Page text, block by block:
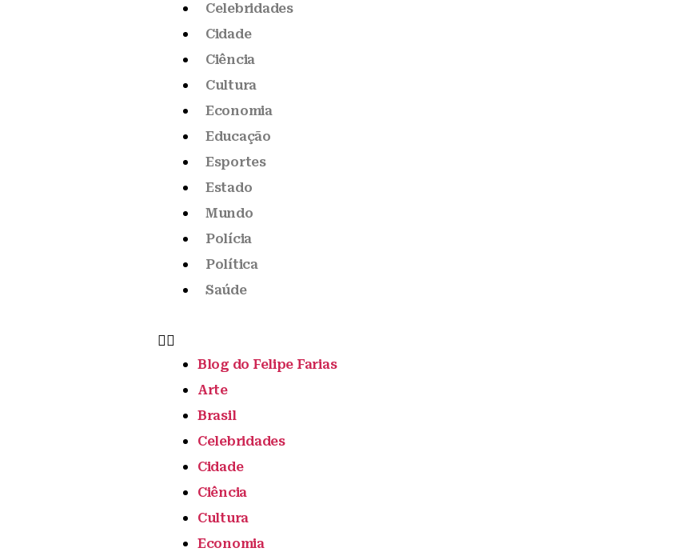
Celebridades
Cidade
Ciência
Cultura
Economia
Educação
Esportes
Estado
Mundo
Polícia
Política
Saúde
Blog do Felipe Farias
Arte
Brasil
Celebridades
Cidade
Ciência
Cultura
Economia